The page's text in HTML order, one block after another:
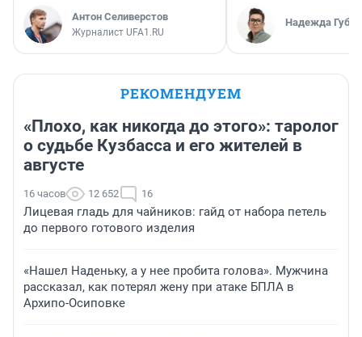
Антон Селиверстов
Журналист UFA1.RU
Надежда
РЕКОМЕНДУЕМ
«Плохо, как никогда до этого»: таролог
о судьбе Кузбасса и его жителей в
августе
16 часов 12 652 16
Лицевая гладь для чайников: гайд от набора петель
до первого готового изделия
«Нашел Наденьку, а у нее пробита голова». Мужчина
рассказал, как потерял жену при атаке БПЛА в
Архипо-Осиповке